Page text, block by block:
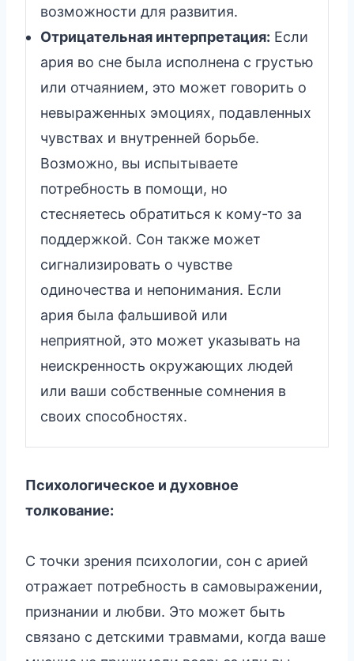
возможности для развития.
Отрицательная интерпретация: Если
ария во сне была исполнена с грустью
или отчаянием, это может говорить о
невыраженных эмоциях, подавленных
чувствах и внутренней борьбе.
Возможно, вы испытываете
потребность в помощи, но
стесняетесь обратиться к кому-то за
поддержкой. Сон также может
сигнализировать о чувстве
одиночества и непонимания. Если
ария была фальшивой или
неприятной, это может указывать на
неискренность окружающих людей
или ваши собственные сомнения в
своих способностях.
Психологическое и духовное
толкование:
С точки зрения психологии, сон с арией
отражает потребность в самовыражении,
признании и любви. Это может быть
связано с детскими травмами, когда ваше